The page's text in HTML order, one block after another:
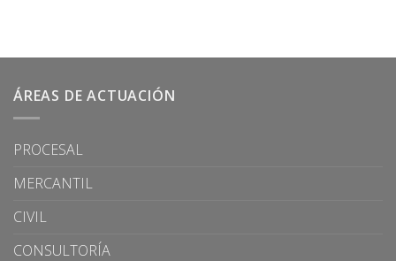
ÁREAS DE ACTUACIÓN
PROCESAL
MERCANTIL
CIVIL
CONSULTORÍA